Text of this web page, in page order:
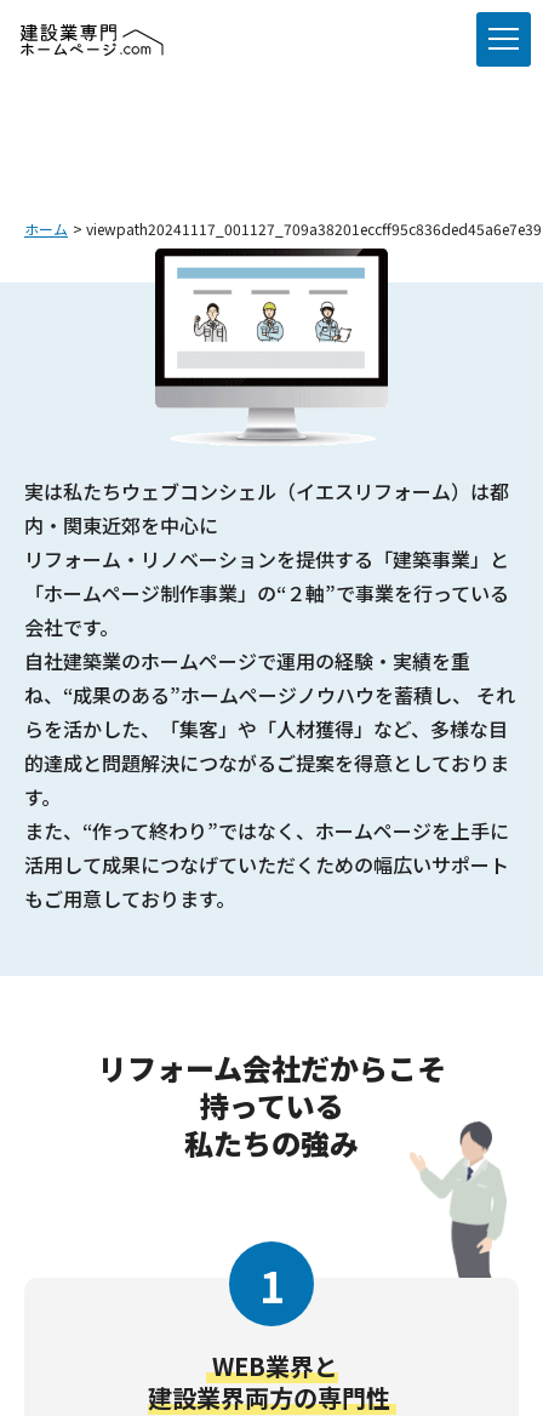
ホーム viewpath20241117_001127_709a38201eccff95c836ded45a6e7e39
実は私たちウェブコンシェル（イエスリフォーム）は都
内・関東近郊を中心に
リフォーム・リノベーションを提供する 「建築事業」と
「ホームページ制作事業」の“２軸”で事業を行っている
会社です。
自社建築業のホームページで運用の経験・実績を重
ね、 “成果のある”ホームページノウハウを蓄積し、 それ
らを活かした、「集客」や「人材獲得」など、多様な目
的達成と問題解決につながるご提案を得意としておりま
す。
また、“作って終わり”ではなく、ホームページを上手に
活用して成果につなげていただくための幅広いサポート
もご用意しております。
リフォーム会社だからこそ
持っている
私たちの強み
1
WEB業界と
建設業界両方の専門性